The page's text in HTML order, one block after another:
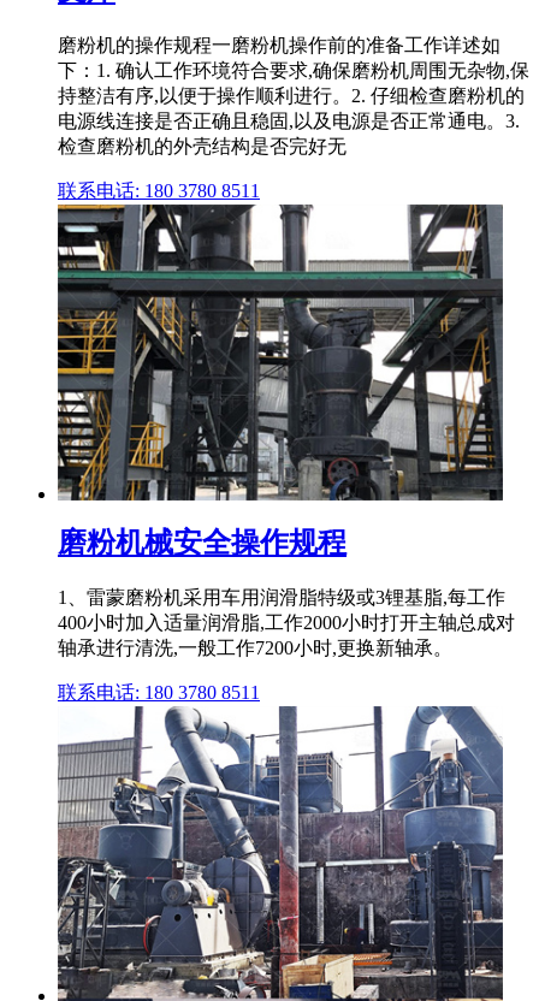
磨粉机的操作规程一磨粉机操作前的准备工作详述如
下：1. 确认工作环境符合要求,确保磨粉机周围无杂物,保
持整洁有序,以便于操作顺利进行。2. 仔细检查磨粉机的
电源线连接是否正确且稳固,以及电源是否正常通电。3.
检查磨粉机的外壳结构是否完好无
联系电话: 180 3780 8511
磨粉机械安全操作规程
1、雷蒙磨粉机采用车用润滑脂特级或3锂基脂,每工作
400小时加入适量润滑脂,工作2000小时打开主轴总成对
轴承进行清洗,一般工作7200小时,更换新轴承。
联系电话: 180 3780 8511